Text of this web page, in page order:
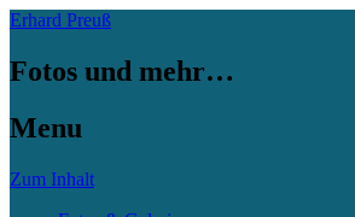
Erhard Preuß
Fotos und mehr…
Menu
Zum Inhalt